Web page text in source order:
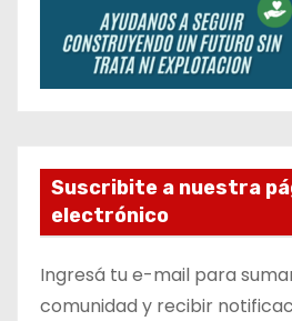
Suscribite a nuestra
electrónico
Ingresá tu e-mail para
comunidad y recibir